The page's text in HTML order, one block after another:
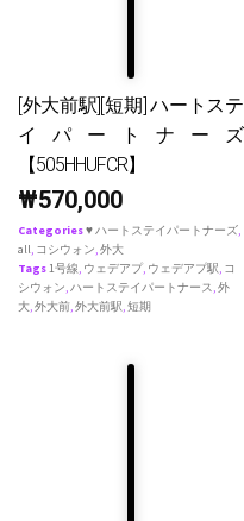
[外大前駅][短期] ハートステ
イパートナーズ
【505HHUFCR】
₩570,000
Categories♥ ハートステイパートナーズ,
all, コシウォン,外大
Tags1号線, ウェデアプ, ウェデアプ駅, コ
シウォン,ハートステイパートナース,外
大,外大前,外大前駅,短期